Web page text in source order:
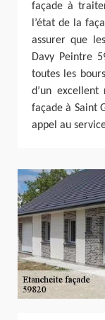
façade à
l’état de la
assurer que
Davy Peintre
toutes les
d’un
façade à Saint
appel au